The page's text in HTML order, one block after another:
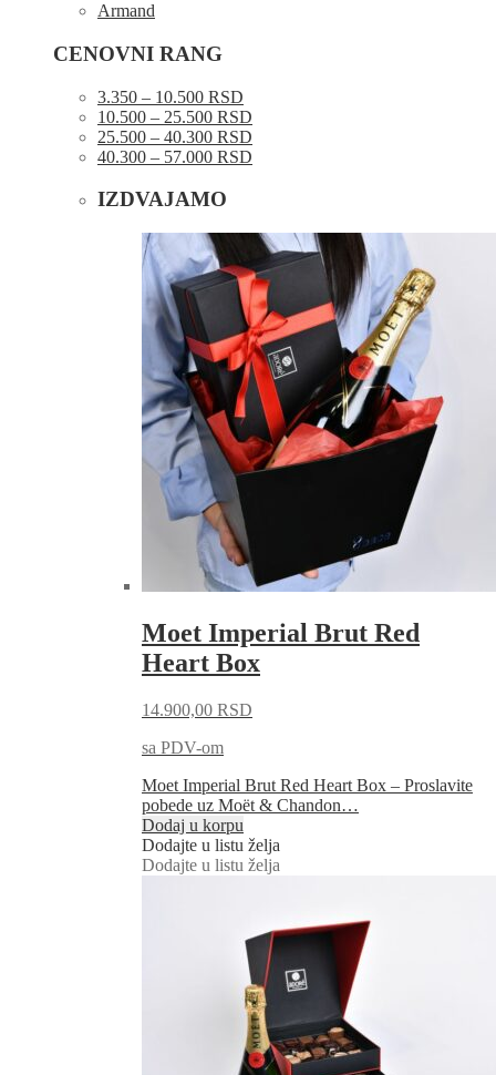
Armand
CENOVNI RANG
3.350 – 10.500 RSD
10.500 – 25.500 RSD
25.500 – 40.300 RSD
40.300 – 57.000 RSD
IZDVAJAMO
Moet Imperial Brut Red
Heart Box
14.900,00 RSD
sa PDV-om
Moet Imperial Brut Red Heart Box – Proslavite
pobede uz Moët & Chandon…
Dodaj u korpu
Dodajte u listu želja
Dodajte u listu želja